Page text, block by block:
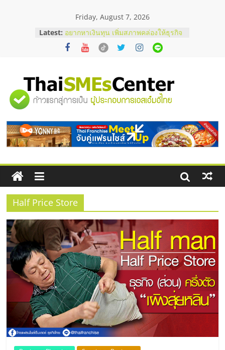
Friday, August 7, 2026
Latest:
บริษัท Cybersecurity ในไทยที่ไหนดี?
วิธีเลือกผู้ให้บริการให้คุ้มค่าและตอบ
โจทย์ธุรกิจ
อยากหาเงินทุน เพิ่มสภาพคล่องให้ธุรกิจ
บริการน้ำมัน Shell
สัมมนาลงทุน แฟรนไชส์ยอนนี่
ThaiFranchise Meet Up จับคู่แฟรน
ร้านเครื่องเสียงคุณภาพสูง พร้อม
โซลูชันระบบภาพและเสียง
"ศูนย์
รวม
ข้อมูล
ธุรกิจ
SME
แห่ง
ประเทศไทย,
ThaiSMEsCenter,
รวม
Half Price Store